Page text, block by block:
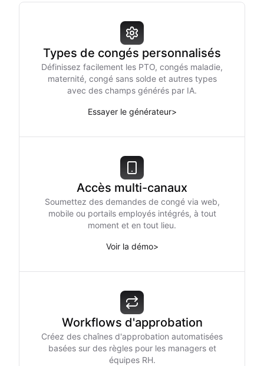
Types de congés personnalisés
Définissez facilement les PTO, congés maladie,
maternité, congé sans solde et autres types
avec des champs générés par IA.
Essayer le générateur>
Accès multi-canaux
Soumettez des demandes de congé via web,
mobile ou portails employés intégrés, à tout
moment et en tout lieu.
Voir la démo>
Workflows d'approbation
Créez des chaînes d'approbation automatisées
basées sur des règles pour les managers et
équipes RH.